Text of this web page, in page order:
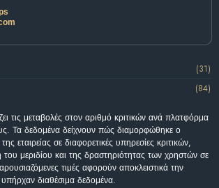
(31)
(84)
τις μεταβολές στον αριθμό κριτικών ανά πλατφόρμα
Τα δεδομένα δείχνουν πώς διαμορφώθηκε ο
εταιρείας σε διαφορετικές υπηρεσίες κριτικών,
του μεριδίου και της δραστηριότητας των χρηστών σε
τιμές αφορούν αποκλειστικά την
διαθέσιμα δεδομένα.